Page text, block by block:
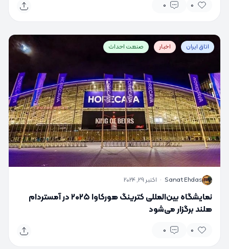
0
0
اتاق ایران اخبار صنعت احداث
S
Sanat Ehdas
· اکتبر 29, 2024
نمایشگاه بین‌المللی کترینگ هورکاوا ۲۰۲۵ در آمستردام
هلند برگزار می‌شود
0
0